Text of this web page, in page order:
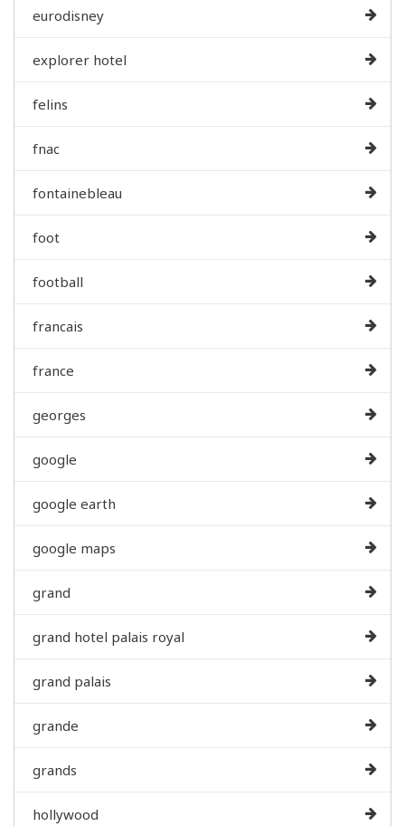
eurodisney
explorer hotel
felins
fnac
fontainebleau
foot
football
francais
france
georges
google
google earth
google maps
grand
grand hotel palais royal
grand palais
grande
grands
hollywood